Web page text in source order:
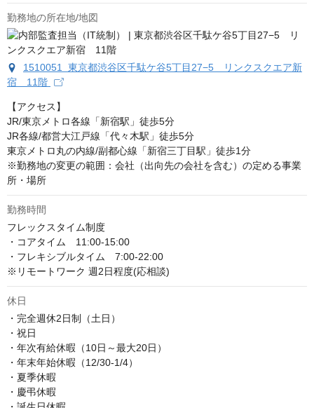
勤務地の所在地/地図
1510051 東京都渋谷区千駄ケ谷5丁目27−5 リンクスクエア新
宿 11階
【アクセス】
JR/東京メトロ各線「新宿駅」徒歩5分
JR各線/都営大江戸線「代々木駅」徒歩5分
東京メトロ丸の内線/副都心線「新宿三丁目駅」徒歩1分
※勤務地の変更の範囲：会社（出向先の会社を含む）の定める事業
所・場所
勤務時間
フレックスタイム制度
・コアタイム　11:00-15:00
・フレキシブルタイム　7:00-22:00
※リモートワーク 週2日程度(応相談)
休日
・完全週休2日制（土日）
・祝日
・年次有給休暇（10日～最大20日）
・年末年始休暇（12/30-1/4）
・夏季休暇
・慶弔休暇